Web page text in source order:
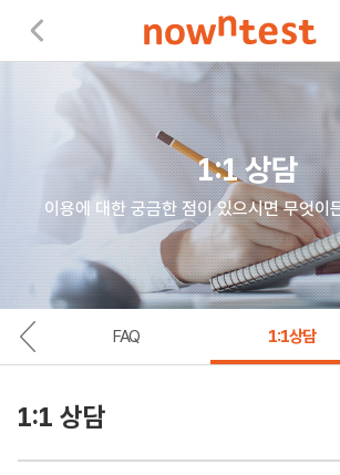
1:1 상담
이용에 대한 궁금한 점이 있으시면 무엇이
FAQ 1:1상담
1:1 상담